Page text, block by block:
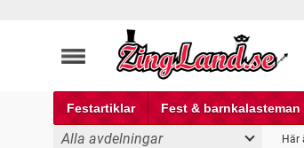
Festartiklar Fest & barnkalasteman
Alla avdelningar Här